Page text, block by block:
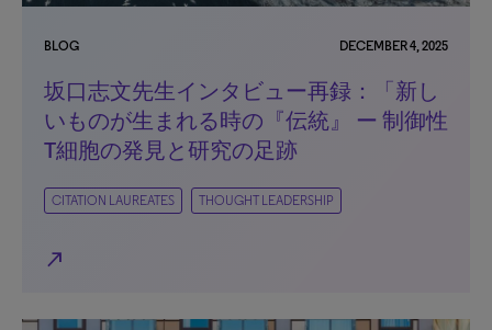
BLOG DECEMBER 4, 2025
坂口志文先生インタビュー再録：「新し
いものが生まれる時の『伝統』 ー 制御性
T細胞の発見と研究の足跡
CITATION LAUREATES THOUGHT LEADERSHIP
north_east